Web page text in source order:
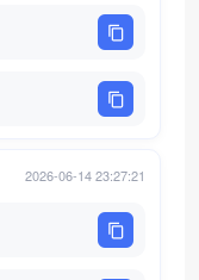
2026-06-14 23:27:21